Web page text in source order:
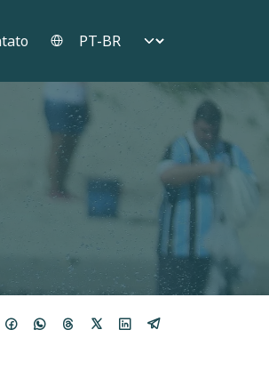
Select your language